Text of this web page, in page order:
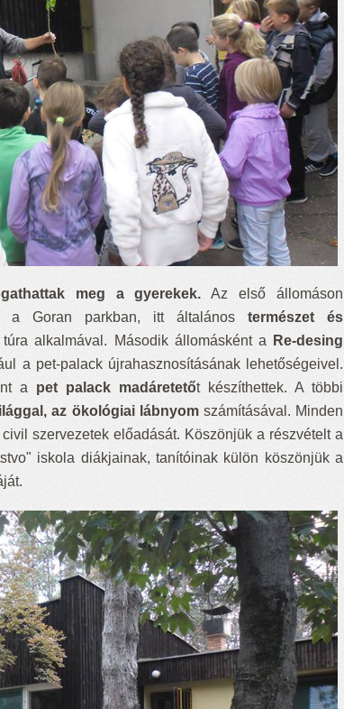
meg a gyerekek. Az első állomáson
a Goran parkban, itt általános természet és
alkalmával. Második állomásként a
Re-desing
a pet-palack újrahasznosításának lehetőségeivel.
a pet palack madáretetőt készíthettek. A többi
az ökológiai lábnyomszámításával. Minden
szervezetek előadását. Köszönjük a részvételt a
iskola diákjainak, tanítóinak külön köszönjük a